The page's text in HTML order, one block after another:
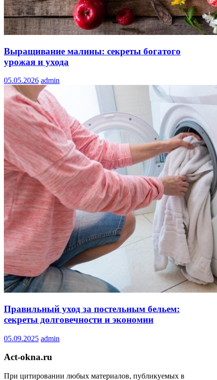
Выращивание малины: секреты богатого
урожая и ухода
05.05.2026 admin
Правильный уход за постельным бельем:
секреты долговечности и экономии
05.09.2025 admin
Act-okna.ru
При цитировании любых материалов, публикуемых в